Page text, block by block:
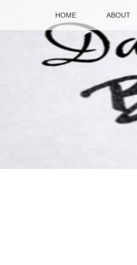
HOME ABOUT